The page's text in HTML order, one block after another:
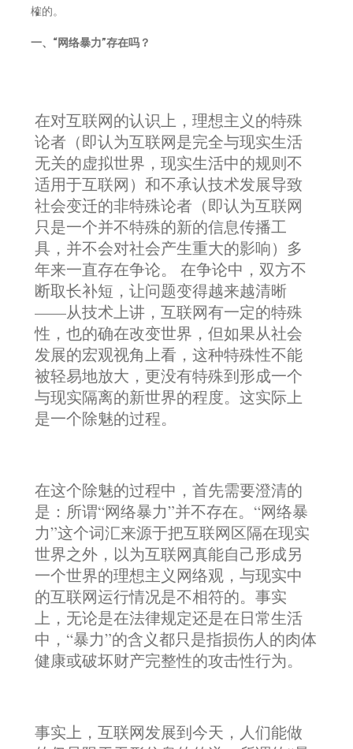
榷的。
一、“网络暴力”存在吗？
在对互联网的认识上，理想主义的特殊
论者（即认为互联网是完全与现实生活
无关的虚拟世界，现实生活中的规则不
适用于互联网）和不承认技术发展导致
社会变迁的非特殊论者（即认为互联网
只是一个并不特殊的新的信息传播工
具，并不会对社会产生重大的影响）多
年来一直存在争论。 在争论中，双方不
断取长补短，让问题变得越来越清晰
——从技术上讲，互联网有一定的特殊
性，也的确在改变世界，但如果从社会
发展的宏观视角上看，这种特殊性不能
被轻易地放大，更没有特殊到形成一个
与现实隔离的新世界的程度。这实际上
是一个除魅的过程。
在这个除魅的过程中，首先需要澄清的
是：所谓“网络暴力”并不存在。“网络暴
力”这个词汇来源于把互联网区隔在现实
世界之外，以为互联网真能自己形成另
一个世界的理想主义网络观，与现实中
的互联网运行情况是不相符的。事实
上，无论是在法律规定还是在日常生活
中，“暴力”的含义都只是指损伤人的肉体
健康或破坏财产完整性的攻击性行为。
事实上，互联网发展到今天，人们能做